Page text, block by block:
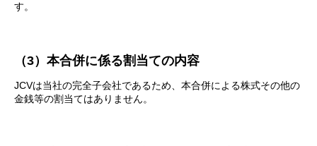
す。
（3）本合併に係る割当ての内容
JCVは当社の完全子会社であるため、本合併による株式その他の
金銭等の割当てはありません。